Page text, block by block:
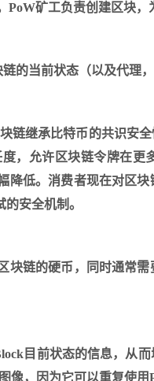
矿工负责创建区块
的当前状态（以及代理
链继承比特币的共识安
，允许区块链令牌在更
降低。消费者现在对区
安全机制。
块链的硬币，同时通常
目前状态的信息，从
，因为它可以重复使用